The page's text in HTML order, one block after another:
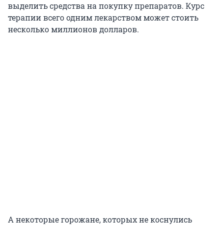
выделить средства на покупку препаратов. Курс
терапии всего одним лекарством может стоить
несколько миллионов долларов.
А некоторые горожане, которых не коснулись